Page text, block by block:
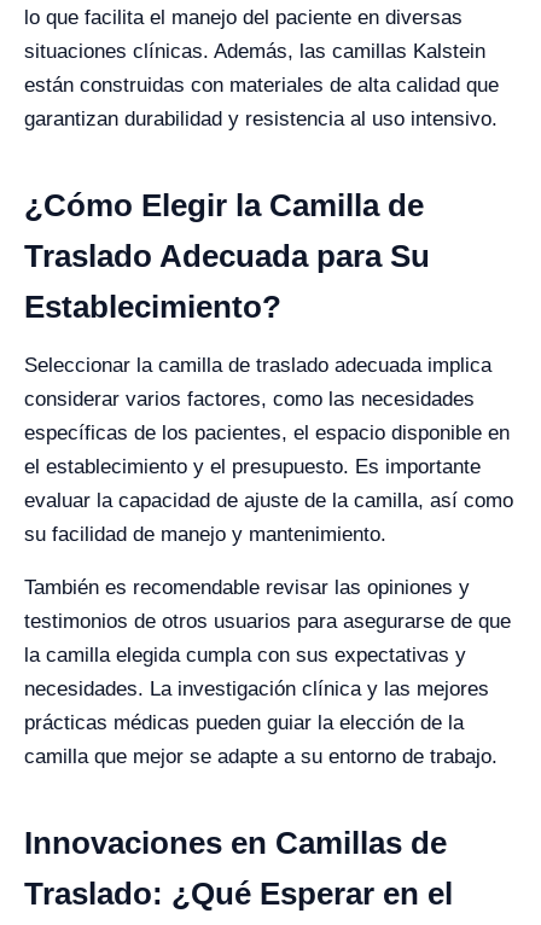
lo que facilita el manejo del paciente en diversas
situaciones clínicas. Además, las camillas Kalstein
están construidas con materiales de alta calidad que
garantizan durabilidad y resistencia al uso intensivo.
¿Cómo Elegir la Camilla de
Traslado Adecuada para Su
Establecimiento?
Seleccionar la camilla de traslado adecuada implica
considerar varios factores, como las necesidades
específicas de los pacientes, el espacio disponible en
el establecimiento y el presupuesto. Es importante
evaluar la capacidad de ajuste de la camilla, así como
su facilidad de manejo y mantenimiento.
También es recomendable revisar las opiniones y
testimonios de otros usuarios para asegurarse de que
la camilla elegida cumpla con sus expectativas y
necesidades. La investigación clínica y las mejores
prácticas médicas pueden guiar la elección de la
camilla que mejor se adapte a su entorno de trabajo.
Innovaciones en Camillas de
Traslado: ¿Qué Esperar en el